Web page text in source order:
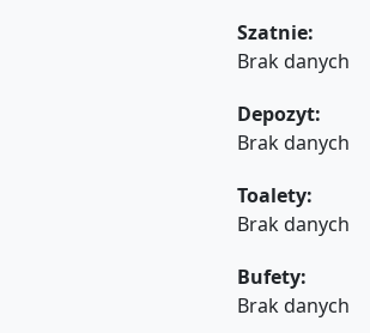
Szatnie:
Brak danych
Depozyt:
Brak danych
Toalety:
Brak danych
Bufety:
Brak danych